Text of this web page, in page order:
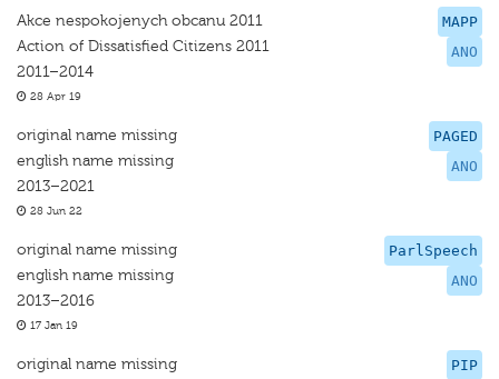
MAPP
ANO
Akce nespokojenych obcanu 2011
Action of Dissatisfied Citizens 2011
2011–2014
28 Apr 19
PAGED
ANO
original name missing
english name missing
2013–2021
28 Jun 22
ParlSpeech
ANO
original name missing
english name missing
2013–2016
17 Jan 19
PIP
original name missing